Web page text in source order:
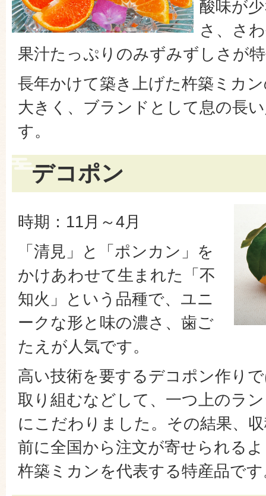
酸味が
さ、さ
果汁たっぷりのみずみずしさが
長年かけて築き上げた杵築ミカ
大きく、ブランドとして息の長
す。
デコポン
時期：11月～4月
「清見」と「ポンカン」を
かけあわせて生まれた「不
知火」という品種で、ユニ
ークな形と味の濃さ、歯ご
たえが人気です。
高い技術を要するデコポン作り
取り組むなどして、一つ上のラ
にこだわりました。その結果、
前に全国から注文が寄せられる
杵築ミカンを代表する特産品で